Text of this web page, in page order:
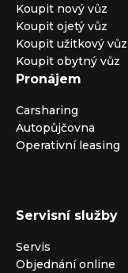
Koupit nový vůz
Koupit ojetý vůz
Koupit užitkový vůz
Koupit obytný vůz
Pronájem
Carsharing
Autopůjčovna
Operativní leasing
Servisní služby
Servis
Objednání online